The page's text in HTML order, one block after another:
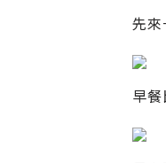
先
早